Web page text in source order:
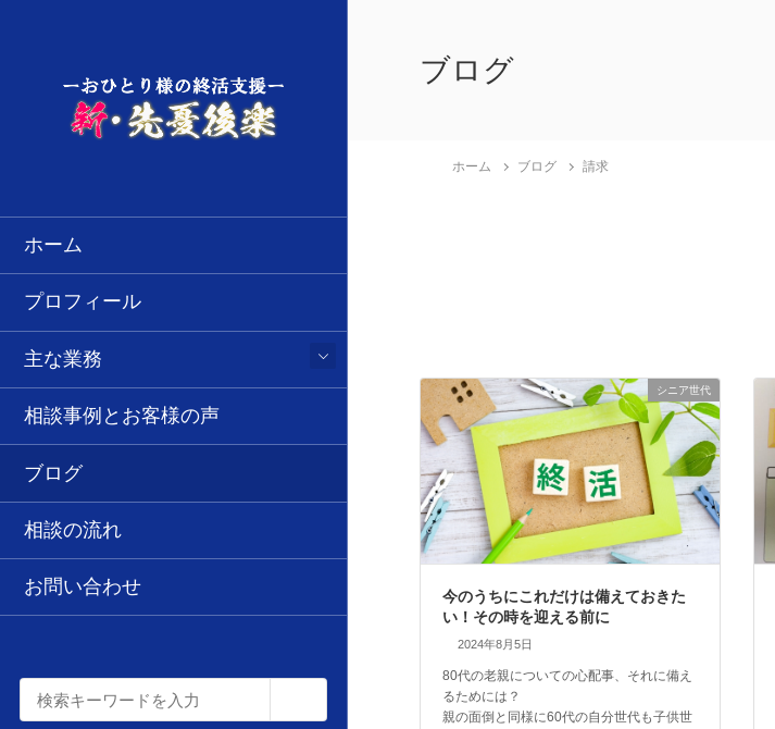
ホーム
プロフィール
主な業務
相談事例とお客様の声
ブログ
相談の流れ
お問い合わせ
ブログ
ホーム ブログ 請求
シニア世代
今のうちにこれだけは備えておきた
い！その時を迎える前に
2024年8月5日
80代の老親についての心配事、それに備え
るためには？
親の面倒と同様に60代の自分世代も子供世